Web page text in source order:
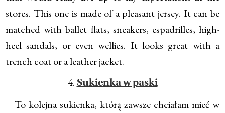
stores. This one is made of a pleasant jersey. It can be
matched with ballet flats, sneakers, espadrilles, high-
heel sandals, or even wellies. It looks great with a
trench coat or a leather jacket.
4. Sukienka w paski
To kolejna sukienka, którą zawsze chciałam mieć w